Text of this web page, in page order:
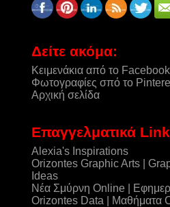
Δείτε ακόμα:
Κειμενάκια από το Facebook
Φωτογραφίες σπό το
Αρχική σελίδα
Επαγγελματικά
Alexia's Inspirations
Orizontes Graphic Arts |
Ideas
Νέα Σμύρνη Online |
Orizontes Data | Μαθήματα